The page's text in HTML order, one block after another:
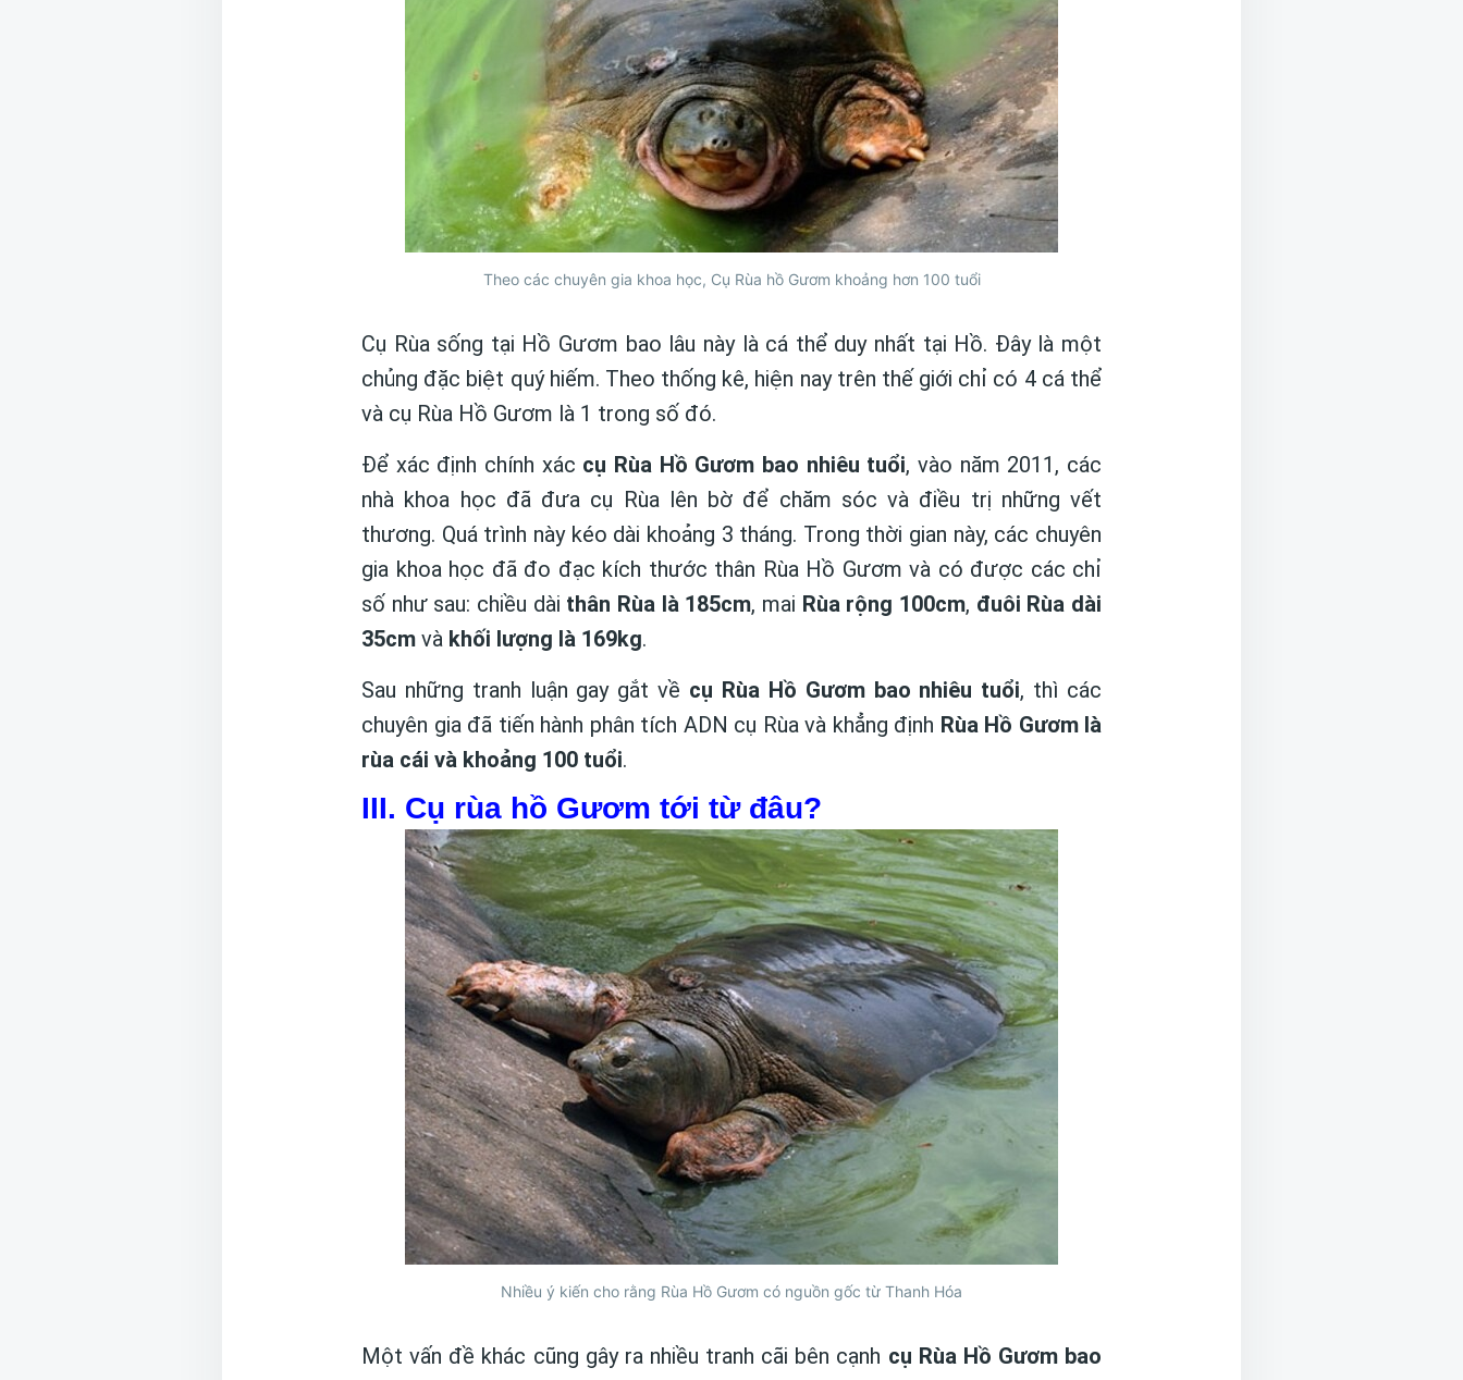
Theo các chuyên gia khoa học, Cụ Rùa hồ Gươm khoảng hơn 100 tuổi
Cụ Rùa sống tại Hồ Gươm bao lâu này là cá thể duy nhất tại Hồ. Đây là một
chủng đặc biệt quý hiếm. Theo thống kê, hiện nay trên thế giới chỉ có 4 cá thể
và cụ Rùa Hồ Gươm là 1 trong số đó.
Để xác định chính xác cụ Rùa Hồ Gươm bao nhiêu tuổi, vào năm 2011, các
nhà khoa học đã đưa cụ Rùa lên bờ để chăm sóc và điều trị những vết
thương. Quá trình này kéo dài khoảng 3 tháng. Trong thời gian này, các chuyên
gia khoa học đã đo đạc kích thước thân Rùa Hồ Gươm và có được các chỉ
số như sau: chiều dài thân Rùa là 185cm, mai Rùa rộng 100cm, đuôi Rùa dài
35cm và khối lượng là 169kg.
Sau những tranh luận gay gắt về cụ Rùa Hồ Gươm bao nhiêu tuổi, thì các
chuyên gia đã tiến hành phân tích ADN cụ Rùa và khẳng định Rùa Hồ Gươm là
rùa cái và khoảng 100 tuổi.
III. Cụ rùa hồ Gươm tới từ đâu?
Nhiều ý kiến cho rằng Rùa Hồ Gươm có nguồn gốc từ Thanh Hóa
Một vấn đề khác cũng gây ra nhiều tranh cãi bên cạnh cụ Rùa Hồ Gươm bao